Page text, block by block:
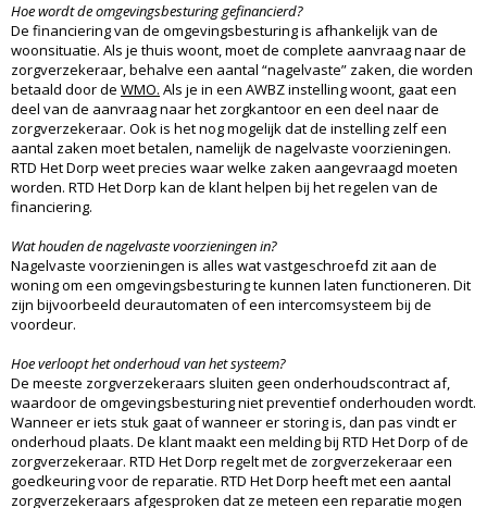
Hoe wordt de omgevingsbesturing gefinancierd?
De financiering van de omgevingsbesturing is afhankelijk van de
woonsituatie. Als je thuis woont, moet de complete aanvraag naar de
zorgverzekeraar, behalve een aantal “nagelvaste” zaken, die worden
betaald door de WMO. Als je in een AWBZ instelling woont, gaat een
deel van de aanvraag naar het zorgkantoor en een deel naar de
zorgverzekeraar. Ook is het nog mogelijk dat de instelling zelf een
aantal zaken moet betalen, namelijk de nagelvaste voorzieningen.
RTD Het Dorp weet precies waar welke zaken aangevraagd moeten
worden. RTD Het Dorp kan de klant helpen bij het regelen van de
financiering.
Wat houden de nagelvaste voorzieningen in?
Nagelvaste voorzieningen is alles wat vastgeschroefd zit aan de
woning om een omgevingsbesturing te kunnen laten functioneren. Dit
zijn bijvoorbeeld deurautomaten of een intercomsysteem bij de
voordeur.
Hoe verloopt het onderhoud van het systeem?
De meeste zorgverzekeraars sluiten geen onderhoudscontract af,
waardoor de omgevingsbesturing niet preventief onderhouden wordt.
Wanneer er iets stuk gaat of wanneer er storing is, dan pas vindt er
onderhoud plaats. De klant maakt een melding bij RTD Het Dorp of de
zorgverzekeraar. RTD Het Dorp regelt met de zorgverzekeraar een
goedkeuring voor de reparatie. RTD Het Dorp heeft met een aantal
zorgverzekeraars afgesproken dat ze meteen een reparatie mogen